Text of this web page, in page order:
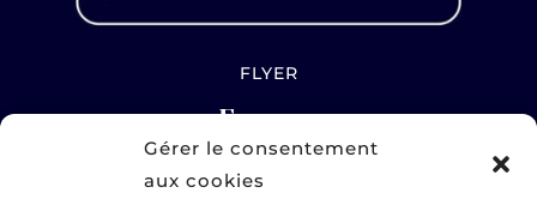
Gérer le consentement
aux cookies
FLYER
Engage